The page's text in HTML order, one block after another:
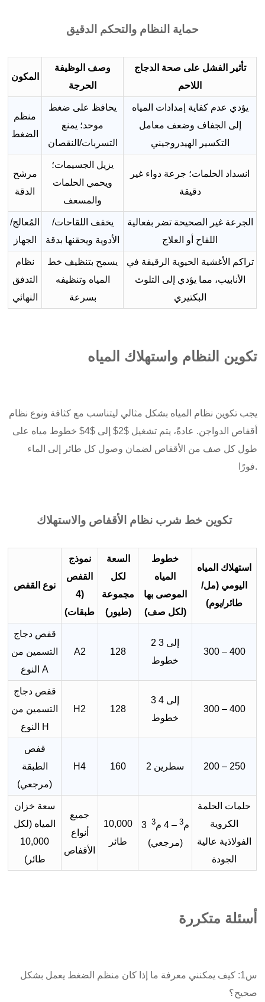
حماية النظام والتحكم الدقيق
المكون
وصف الوظيفة
الحرجة
تأثير الفشل على صحة الدجاج
اللاحم
منظم
الضغط
يحافظ على ضغط
موحد؛ يمنع
التسربات/النقصان
يؤدي عدم كفاية إمدادات المياه
إلى الجفاف وضعف معامل
التكسير الهيدروجيني
مرشح
الدقة
يزيل الجسيمات؛
ويحمي الحلمات
والمسعف
انسداد الحلمات؛ جرعة دواء غير
دقيقة
المُعالج/
الجهاز
يخفف اللقاحات/
الأدوية ويحقنها بدقة
الجرعة غير الصحيحة تضر بفعالية
اللقاح أو العلاج
نظام
التدفق
النهائي
يسمح بتنظيف خط
المياه وتنظيفه
بسرعة
تراكم الأغشية الحيوية الرقيقة في
الأنابيب، مما يؤدي إلى التلوث
البكتيري
تكوين النظام واستهلاك المياه
يجب تكوين نظام المياه بشكل مثالي ليتناسب مع كثافة ونوع نظام
أقفاص الدواجن. عادةً، يتم تشغيل $2$ إلى $4$ خطوط مياه على
طول كل صف من الأقفاص لضمان وصول كل طائر إلى الماء
فورًا.
تكوين خط شرب نظام الأقفاص والاستهلاك
نوع القفص
نموذج
القفص
(4
طبقات)
السعة
لكل
مجموعة
(طيور)
خطوط
المياه
الموصى بها
(لكل صف)
استهلاك المياه
اليومي (مل/
طائر/يوم)
قفص دجاج
التسمين من
النوع A
A2 128
2 إلى 3
خطوط
300 – 400
قفص دجاج
التسمين من
النوع H
H2 128
3 إلى 4
خطوط
300 – 400
قفص
الطبقة
(مرجعي)
H4 160 2 سطرين 200 – 250
سعة خزان
المياه (لكل
10,000
طائر)
جميع
أنواع
الأقفاص
10,000
طائر
3 م3 – 4 م 3
(مرجعي)
حلمات الحلمة
الكروية
الفولاذية عالية
الجودة
أسئلة متكررة
س1: كيف يمكنني معرفة ما إذا كان منظم الضغط يعمل بشكل
صحيح؟